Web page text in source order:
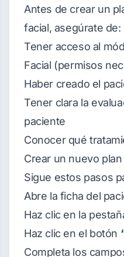
Antes de crear un
facial, asegúrate de:
Tener acceso al
Facial (permisos
Haber creado el
Tener clara la
paciente
Conocer qué
Crear un nuevo plan
Sigue estos pasos
Abre la ficha del
Haz clic en la
Haz clic en el botón
Completa los